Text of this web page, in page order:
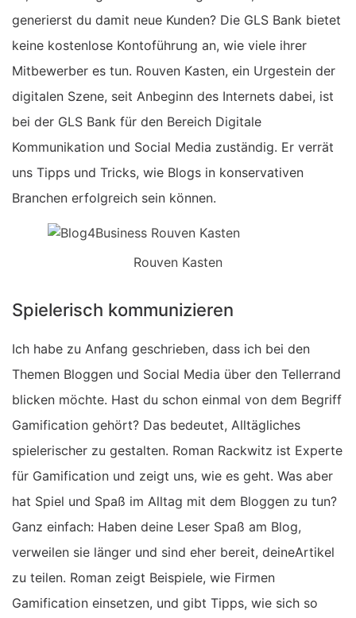
generierst du damit neue Kunden? Die GLS Bank bietet
keine kostenlose Kontoführung an, wie viele ihrer
Mitbewerber es tun. Rouven Kasten, ein Urgestein der
digitalen Szene, seit Anbeginn des Internets dabei, ist
bei der GLS Bank für den Bereich Digitale
Kommunikation und Social Media zuständig. Er verrät
uns Tipps und Tricks, wie Blogs in konservativen
Branchen erfolgreich sein können.
Rouven Kasten
Spielerisch kommunizieren
Ich habe zu Anfang geschrieben, dass ich bei den
Themen Bloggen und Social Media über den Tellerrand
blicken möchte. Hast du schon einmal von dem Begriff
Gamification gehört? Das bedeutet, Alltägliches
spielerischer zu gestalten. Roman Rackwitz ist Experte
für Gamification und zeigt uns, wie es geht. Was aber
hat Spiel und Spaß im Alltag mit dem Bloggen zu tun?
Ganz einfach: Haben deine Leser Spaß am Blog,
verweilen sie länger und sind eher bereit, deineArtikel
zu teilen. Roman zeigt Beispiele, wie Firmen
Gamification einsetzen, und gibt Tipps, wie sich so